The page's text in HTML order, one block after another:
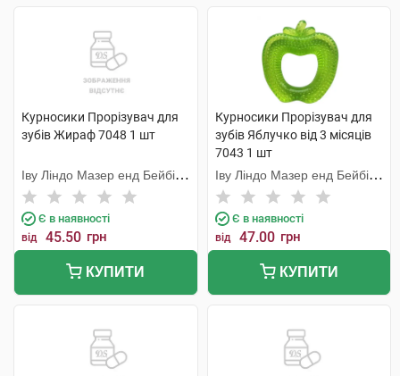
Курносики Прорізувач для
зубів Жираф 7048 1 шт
Іву Ліндо Мазер енд Бейбі
Продактс
Є в наявності
від 45.50 грн
КУПИТИ
Курносики Прорізувач для
зубів Яблучко від 3 місяців
7043 1 шт
Іву Ліндо Мазер енд Бейбі
Продактс
Є в наявності
від 47.00 грн
КУПИТИ